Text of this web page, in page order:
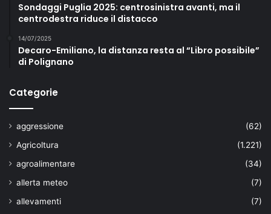
Sondaggi Puglia 2025: centrosinistra avanti, ma il
centrodestra riduce il distacco
14/07/2025
Decaro-Emiliano, la distanza resta al “Libro possibile”
di Polignano
Categorie
aggressione
(62)
Agricoltura
(1.221)
agroalimentare
(34)
allerta meteo
(7)
allevamenti
(7)